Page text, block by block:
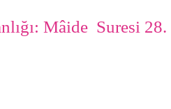
Mâide Suresi 28.